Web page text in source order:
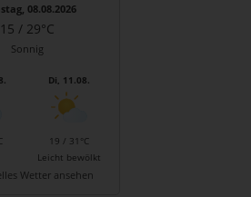
08.08.2026
15 / 29°C
Sonnig
Di, 11.08.
19 / 31°C
Leicht bewölkt
Wetter ansehen